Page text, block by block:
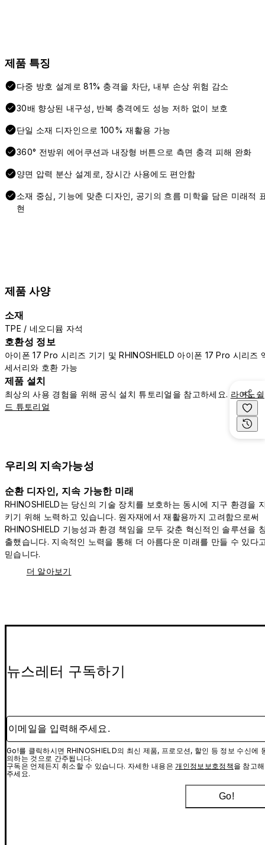
제품 특징
다중 방호 설계로 81% 충격을 차단, 내부 손상 위험 감소
30배 향상된 내구성, 반복 충격에도 성능 저하 없이 보호
단일 소재 디자인으로 100% 재활용 가능
360° 전방위 에어쿠션과 내장형 버튼으로 측면 충격 피해 완화
양면 압력 분산 설계로, 장시간 사용에도 편안함
소재 중심, 기능에 맞춘 디자인, 공기의 흐름 미학을 담은 미래적
현
제품 사양
소재
TPE / 네오디뮴 자석
호환성 정보
아이폰 17 Pro 시리즈 기기 및 RHINOSHIELD 아이폰 17 Pro 시리즈
세서리와 호환 가능
제품 설치
최상의 사용 경험을 위해 공식 설치 튜토리얼을 참고하세요. 라이노쉴
드 튜토리얼
우리의 지속가능성
순환 디자인, 지속 가능한 미래
RHINOSHIELD는 당신의 기술 장치를 보호하는 동시에 지구 환경을
키기 위해 노력하고 있습니다. 원자재에서 재활용까지 고려함으로써
RHINOSHIELD 기능성과 환경 책임을 모두 갖춘 혁신적인 솔루션을
출했습니다. 지속적인 노력을 통해 더 아름다운 미래를 만들 수 있다
믿습니다.
더 알아보기
뉴스레터 구독하기
이메일을 입력해주세요.
Go!를 클릭하시면 RHINOSHIELD의 최신 제품, 프로모션, 할인 등 정보 수신에
의하는 것으로 간주됩니다.
구독은 언제든지 취소할 수 있습니다. 자세한 내용은개인정보보호정책을 참고해
주세요.
Go!